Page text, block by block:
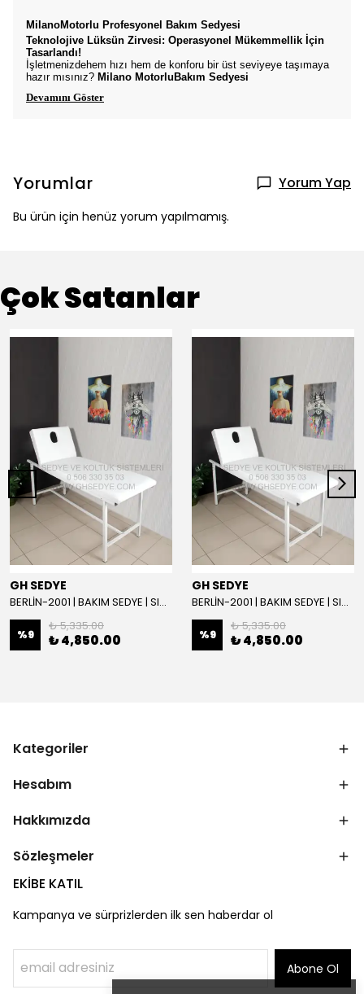
MilanoMotorlu Profesyonel Bakım Sedyesi
Teknolojive Lüksün Zirvesi: Operasyonel Mükemmellik İçin
Tasarlandı!
İşletmenizdehem hızı hem de konforu bir üst seviyeye taşımaya
hazır mısınız? Milano MotorluBakım Sedyesi
Devamını Göster
Yorumlar Yorum Yap
Bu ürün için henüz yorum yapılmamış.
Çok Satanlar
GH SEDYE
BERLİN-2001 | BAKIM SEDYE | SIRT AYARLI | BEYAZ
%9
₺ 5,335.00
₺ 4,850.00
GH SEDYE
BERLİN-2001 | BAKIM SEDYE | SIRT AYARLI
%9
₺ 5,335.00
₺ 4,850.00
Kategoriler
Hesabım
Hakkımızda
Sözleşmeler
EKİBE KATIL
Kampanya ve sürprizlerden ilk sen haberdar ol
Abone Ol